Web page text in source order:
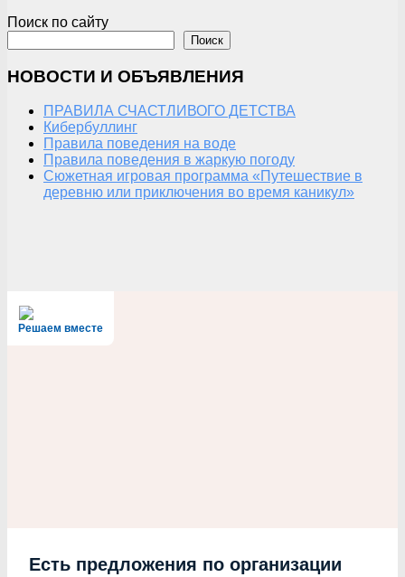
Поиск по сайту
Поиск
НОВОСТИ И ОБЪЯВЛЕНИЯ
ПРАВИЛА СЧАСТЛИВОГО ДЕТСТВА
Кибербуллинг
Правила поведения на воде
Правила поведения в жаркую погоду
Сюжетная игровая программа «Путешествие в
деревню или приключения во время каникул»
Решаем вместе
Есть предложения по организации